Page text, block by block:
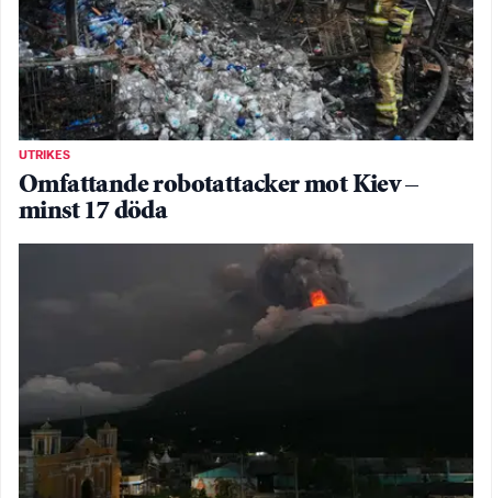
UTRIKES
Omfattande robotattacker mot Kiev –
minst 17 döda